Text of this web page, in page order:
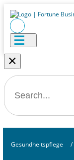
×
Gesundheitspflege /